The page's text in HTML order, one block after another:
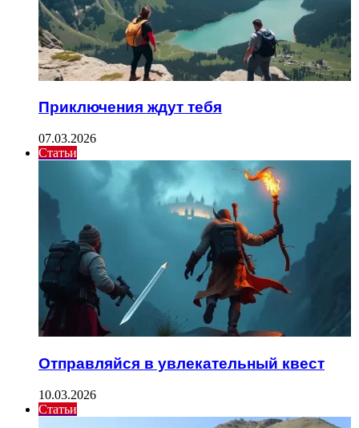
Приключения ждут тебя
07.03.2026
Статьи
Отправляйся в увлекательный квест
10.03.2026
Статьи